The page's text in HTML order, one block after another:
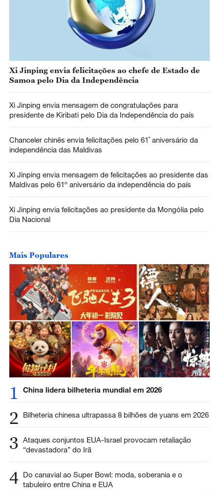
Xi Jinping envia felicitações ao chefe de Estado de
Samoa pelo Dia da Independência
Xi Jinping envia mensagem de congratulações para
presidente de Kiribati pelo Dia da Independência do país
Chanceler chinês envia felicitações pelo 61˚ aniversário da
independência das Maldivas
Xi Jinping envia mensagem de felicitações ao presidente das
Maldivas pelo 61º aniversário da independência do país
Xi Jinping envia felicitações ao presidente da Mongólia pelo
Dia Nacional
Mais Populares
1 China lidera bilheteria mundial em 2026
2 Bilheteria chinesa ultrapassa 8 bilhões de yuans em 2026
3 Ataques conjuntos EUA-Israel provocam retaliação
“devastadora” do Irã
4 Do canavial ao Super Bowl: moda, soberania e o
tabuleiro entre China e EUA